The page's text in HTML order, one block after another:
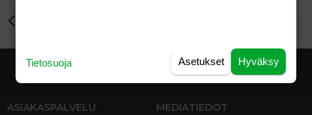
ASIAKASPALVELU MEDIATIEDOT
Hyväksy
Asetukset
Tietosuoja